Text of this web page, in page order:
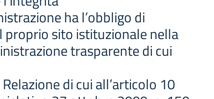
ha l’obbligo di
proprio sito istituzionale nella
trasparente di cui
di cui all’articolo 10